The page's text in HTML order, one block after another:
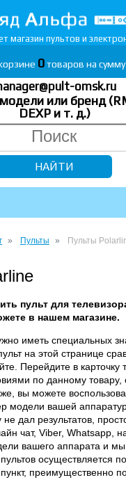
магазин пультов и
0товаров на сумму
omsk.ru
или бренд
DEXP и т. д.)
Пульты Пульты
пульт для
в нашем магазине.
иметь специальных
на этой странице
Перейдите в карточку
по данному товару,
вы можете
модели вашей
не дал результатов,
чат, Viber, Whatsapp,
вашего аппарата и мы
осуществляется
преимущественно